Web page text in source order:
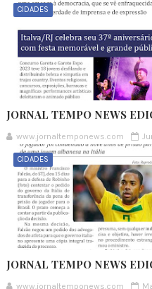
CIDADES
JORNAL TEMPO NEWS
www.jornaltemponews.com
CIDADES
JORNAL TEMPO NEWS
www.jornaltemponews.com